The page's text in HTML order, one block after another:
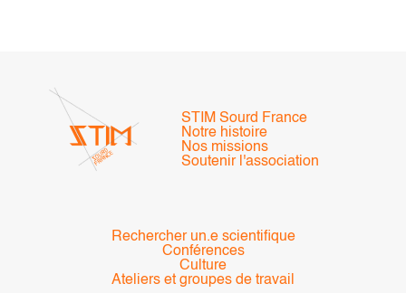
STIM Sourd France
Notre histoire
Nos missions
Soutenir l'association
Rechercher un.e scientifique
Conférences
Culture
Ateliers et groupes de travail